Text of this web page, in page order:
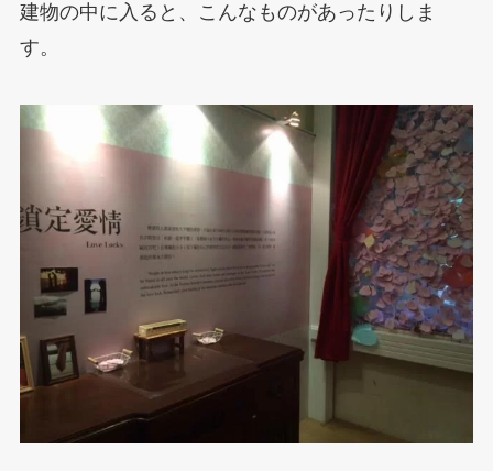
建物の中に入ると、こんなものがあったりしま
す。